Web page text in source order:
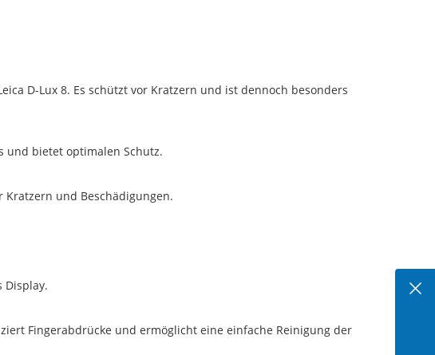
D-Lux 8. Es schützt vor Kratzern und ist dennoch besonders
und bietet optimalen Schutz.
und Beschädigungen.
Display.
Fingerabdrücke und ermöglicht eine einfache Reinigung der